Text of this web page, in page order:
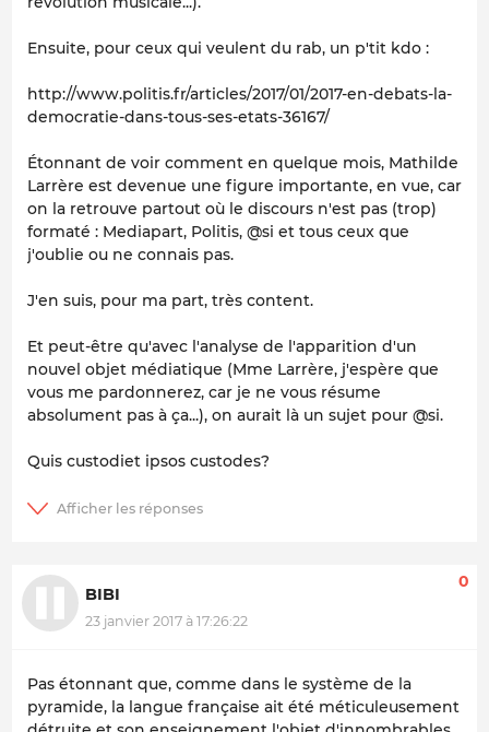
Ensuite, pour ceux qui veulent du rab, un p'tit kdo :
http://www.politis.fr/articles/2017/01/2017-en-debats-la-
democratie-dans-tous-ses-etats-36167/
Étonnant de voir comment en quelque mois, Mathilde
Larrère est devenue une figure importante, en vue, car
on la retrouve partout où le discours n'est pas (trop)
formaté : Mediapart, Politis, @si et tous ceux que
j'oublie ou ne connais pas.
J'en suis, pour ma part, très content.
Et peut-être qu'avec l'analyse de l'apparition d'un
nouvel objet médiatique (Mme Larrère, j'espère que
vous me pardonnerez, car je ne vous résume
absolument pas à ça...), on aurait là un sujet pour @si.
Quis custodiet ipsos custodes?
BIBI
23 janvier 2017 à 17:26:22
0
Pas étonnant que, comme dans le système de la
pyramide, la langue française ait été méticuleusement